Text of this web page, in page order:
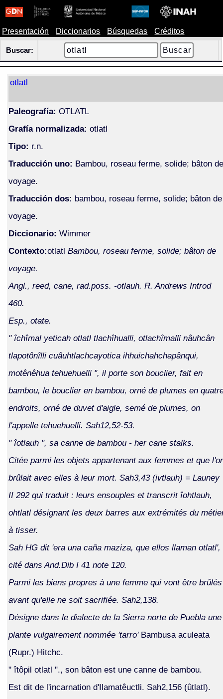
Presentación Diccionarios Búsquedas Créditos
Buscar:
otlatl
Paleografía: OTLATL
Grafía normalizada: otlatl
Tipo: r.n.
Traducción uno: Bambou, roseau ferme, solide; bâton de
voyage.
Traducción dos: bambou, roseau ferme, solide; bâton de
voyage.
Diccionario: Wimmer
Contexto:otlatl Bambou, roseau ferme, solide; bâton de
voyage.
Angl., reed, cane, rad.poss. -otlauh. R. Andrews Introd
460.
Esp., otate.
" îchîmal yeticah otlatl tlachîhualli, otlachîmalli nâuhcân
tlapotônîlli cuâuhtlachcayotica ihhuichahchapânqui,
motênêhua tehuehuelli ", il porte son bouclier, fait en
bambou, le bouclier en bambou, orné de plumes en
endroits, orné de duvet d'aigle, semé de plumes, on
l'appelle tehuehuelli. Sah12,52-53.
" îotlauh ", sa canne de bambou - her cane stalks.
Citée parmi les objets appartenant aux femmes et que
brûlait avec elles à leur mort. Sah3,43 (ivtlauh) = Launey
II 292 qui traduit : leurs ensouples et transcrit îohtlauh,
ohtlatl désignant les deux barres aux extrémités du
à tisser.
Sah HG dit 'era una caña maziza, que ellos llaman otlatl',
cité dans And.Dib I 41 note 120.
Parmi les biens propres à une femme qui vont être brûlés
avant qu'elle ne soit sacrifiée. Sah2,138.
Désigne dans le dialecte de la Sierra norte de Puebla une
plante vulgairement nommée 'tarro' Bambusa aculeata
(Rupr.) Hitchc.
" îtôpil otlatl "., son bâton est une canne de bambou.
Est dit de l'incarnation d'Ilamatêuctli. Sah2,156 (ûtlatl).